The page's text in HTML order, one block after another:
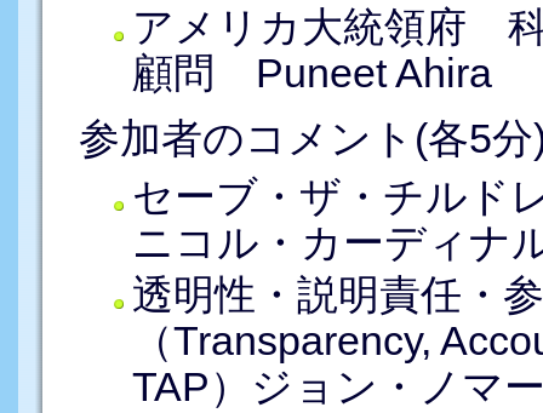
アメリカ大統領府
顧問 Puneet Ahira
参加者のコメント(各5分
セーブ・ザ・チル
ニコル・カーディナ
透明性・説明責任・
（Transparency,
TAP）ジョン・ノマ